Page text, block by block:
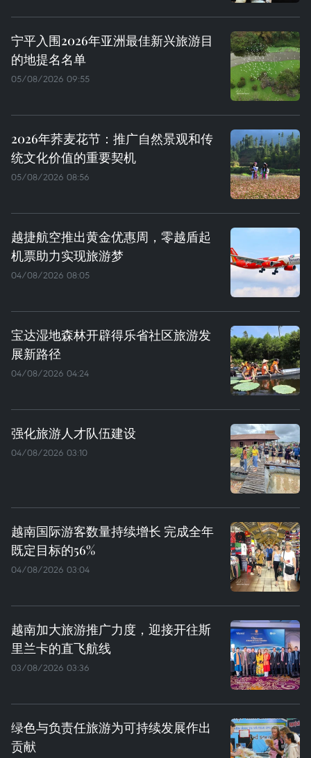
宁平入围2026年亚洲最佳新兴旅游目
的地提名名单
05/08/2026 09:55
2026年荞麦花节：推广自然景观和传
统文化价值的重要契机
05/08/2026 08:56
越捷航空推出黄金优惠周，零越盾起
机票助力实现旅游梦
04/08/2026 08:05
宝达湿地森林开辟得乐省社区旅游发
展新路径
04/08/2026 04:24
强化旅游人才队伍建设
04/08/2026 03:10
越南国际游客数量持续增长 完成全年
既定目标的56%
04/08/2026 03:04
越南加大旅游推广力度，迎接开往斯
里兰卡的直飞航线
03/08/2026 03:36
绿色与负责任旅游为可持续发展作出
贡献